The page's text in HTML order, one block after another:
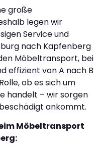
große
legen wir
Service und
nach Kapfenberg
Möbeltransport, bei
effizient von A nach B
ob es sich um
handelt – wir sorgen
ankommt.
Möbeltransport